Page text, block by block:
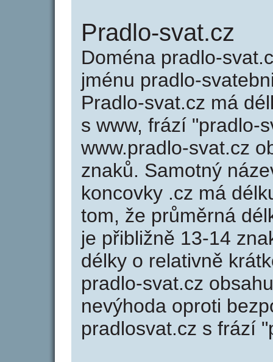
Pradlo-svat.cz
Doména pradlo-
jménu pradlo-
Pradlo-svat.cz má
s www, frází "pradlo-
www.pradlo-svat.cz
znaků. Samotný
koncovky .cz má
tom, že průměrná
je přibližně 13-14
délky o relativně
pradlo-svat.cz
nevýhoda oproti
pradlosvat.cz s frází